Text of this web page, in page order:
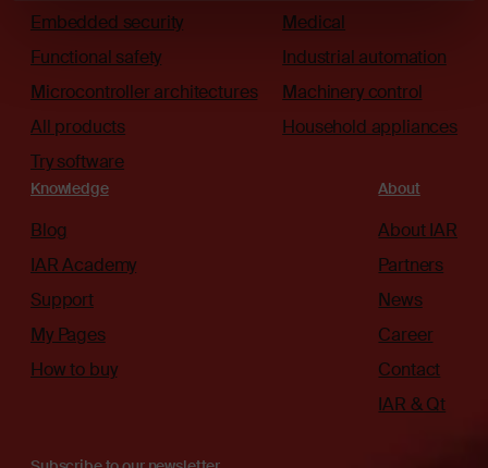
Embedded security
Functional safety
Microcontroller architectures
All products
Try software
Medical
Industrial automation
Machinery control
Household appliances
Knowledge
Blog
IAR Academy
Support
My Pages
How to buy
About
About IAR
Partners
News
Career
Contact
IAR & Qt